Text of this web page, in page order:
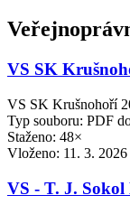
VS SK
VS SK Krušnohoří
Typ souboru: PDF
Staženo: 48×
Vloženo: 11. 3. 2026
VS - T. J.